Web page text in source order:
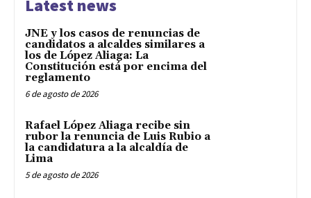
Latest news
JNE y los casos de renuncias de
candidatos a alcaldes similares a
los de López Aliaga: La
Constitución está por encima del
reglamento
6 de agosto de 2026
Rafael López Aliaga recibe sin
rubor la renuncia de Luis Rubio a
la candidatura a la alcaldía de
Lima
5 de agosto de 2026